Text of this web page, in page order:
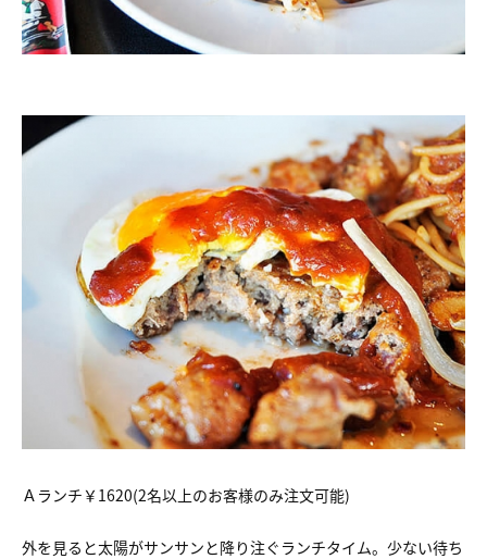
Ａランチ￥1620(2名以上のお客様のみ注文可能)
外を見ると太陽がサンサンと降り注ぐランチタイム。少ない待ち